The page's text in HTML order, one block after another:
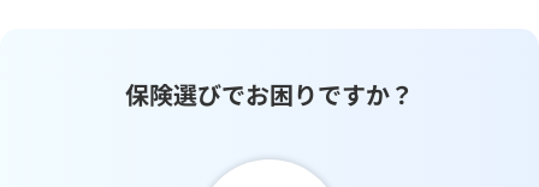
保険選びでお困りですか？